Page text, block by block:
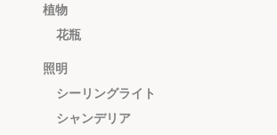
植物
花瓶
照明
シーリングライト
シャンデリア